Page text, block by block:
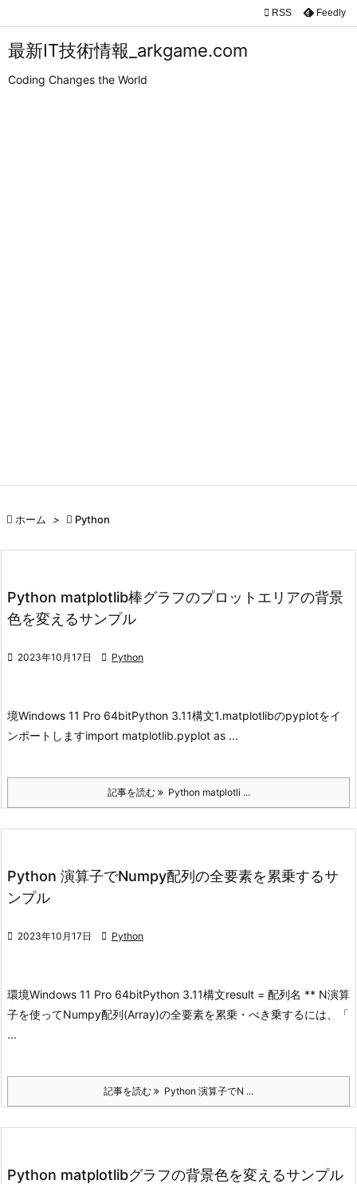
最新IT技術情報_arkgame.com
Coding Changes the World

 RSS Feedly
 ホーム >  Python
Python matplotlib棒グラフのプロットエリアの背景
色を変えるサンプル
 2023年10月17日  Python
境Windows 11 Pro 64bitPython 3.11構文1.matplotlibのpyplotをイ
ンポートしますimport matplotlib.pyplot as ...
記事を読む Python matplotli ...
Python 演算子でNumpy配列の全要素を累乗するサ
ンプル
 2023年10月17日  Python
環境Windows 11 Pro 64bitPython 3.11構文result = 配列名 ** N演算
子を使ってNumpy配列(Array)の全要素を累乗・べき乗するには、「
...
記事を読む Python 演算子でN ...
Python matplotlibグラフの背景色を変えるサンプル